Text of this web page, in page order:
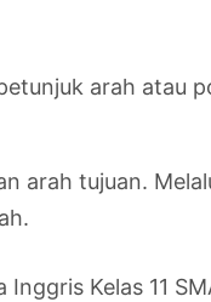
arah atau
arah tujuan.